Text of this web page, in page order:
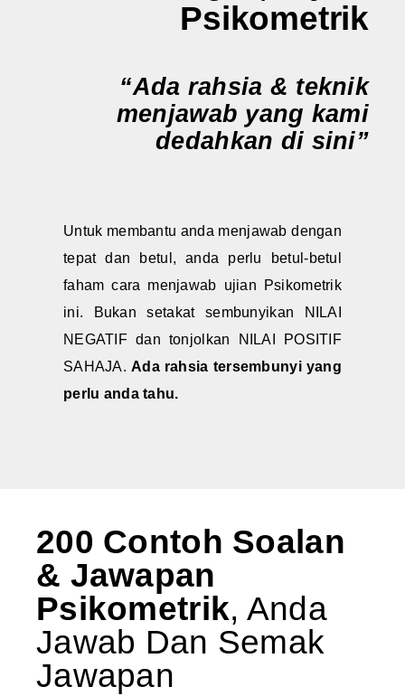
Psikometrik
“Ada rahsia & teknik
menjawab yang kami
dedahkan di sini”
Untuk membantu anda menjawab dengan
tepat dan betul, anda perlu betul-betul
faham cara menjawab ujian Psikometrik
ini. Bukan setakat sembunyikan NILAI
NEGATIF dan tonjolkan NILAI POSITIF
SAHAJA.Ada rahsia tersembunyi yang
perlu anda tahu.
200 Contoh Soalan
& Jawapan
Psikometrik, Anda
Jawab Dan Semak
Jawapan